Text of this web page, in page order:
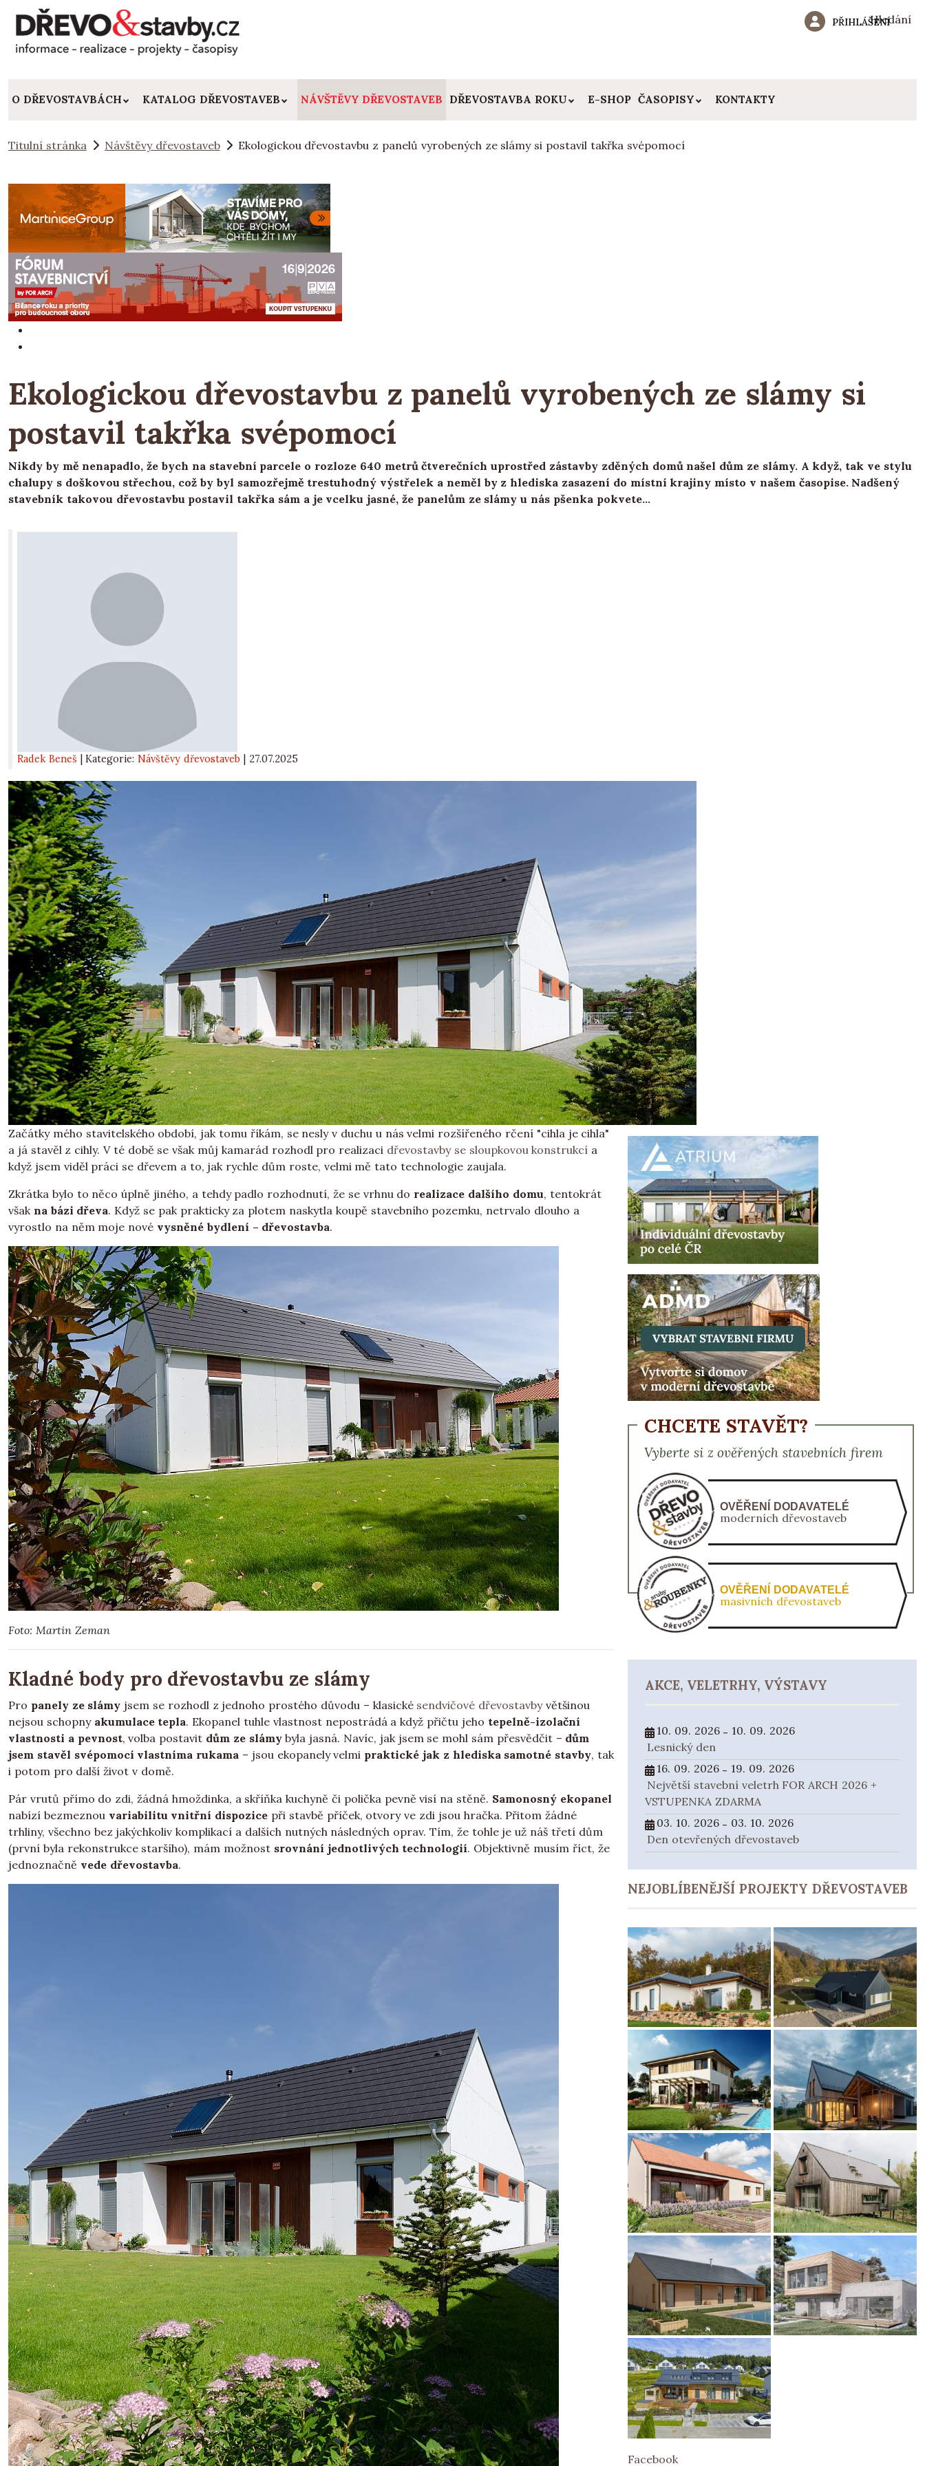
Hledání
PŘIHLÁŠENÍ
O DŘEVOSTAVBÁCH KATALOG DŘEVOSTAVEB NÁVŠTĚVY DŘEVOSTAVEB DŘEVOSTAVBA ROKU E-SHOP ČASOPISY KONTAKTY
Titulní stránka Návštěvy dřevostaveb Ekologickou dřevostavbu z panelů vyrobených ze slámy si postavil takřka svépomocí
Ekologickou dřevostavbu z panelů vyrobených ze slámy si
postavil takřka svépomocí
Nikdy by mě nenapadlo, že bych na stavební parcele o rozloze 640 metrů čtverečních uprostřed zástavby zděných domů našel dům ze slámy. A když, tak ve stylu
chalupy s doškovou střechou, což by byl samozřejmě trestuhodný výstřelek a neměl by z hlediska zasazení do místní krajiny místo v našem časopise. Nadšený
stavebník takovou dřevostavbu postavil takřka sám a je vcelku jasné, že panelům ze slámy u nás pšenka pokvete…
Radek Beneš | Kategorie:Návštěvy dřevostaveb 27.07.2025
Začátky mého stavitelského období, jak tomu říkám, se nesly v duchu u nás velmi rozšířeného rčení "cihla je cihla"
a já stavěl z cihly. V té době se však můj kamarád rozhodl pro realizaci dřevostavby se sloupkovou konstrukcí a
když jsem viděl práci se dřevem a to, jak rychle dům roste, velmi mě tato technologie zaujala.
Zkrátka bylo to něco úplně jiného, a tehdy padlo rozhodnutí, že se vrhnu do realizace dalšího domu, tentokrát
však na bázi dřeva. Když se pak prakticky za plotem naskytla koupě stavebního pozemku, netrvalo dlouho a
vyrostlo na něm moje nové vysněné bydlení – dřevostavba.
Foto: Martin Zeman
Kladné body pro dřevostavbu ze slámy
Pro panely ze slámy jsem se rozhodl z jednoho prostého důvodu – klasické sendvičové dřevostavbyvětšinou
nejsou schopny akumulace tepla. Ekopanel tuhle vlastnost nepostrádá a když přičtu jeho tepelně-izolační
vlastnosti a pevnost, volba postavit dům ze slámybyla jasná. Navíc, jak jsem se mohl sám přesvědčit – dům
jsem stavěl svépomocí vlastníma rukama – jsou ekopanely velmi praktické jak z hlediska samotné stavby, tak
i potom pro další život v domě.
Pár vrutů přímo do zdi, žádná hmoždinka, a skříňka kuchyně či polička pevně visí na stěně. Samonosný ekopanel
nabízí bezmeznou variabilitu vnitřní dispozice při stavbě příček, otvory ve zdi jsou hračka. Přitom žádné
trhliny, všechno bez jakýchkoliv komplikací a dalších nutných následných oprav. Tím, že tohle je už náš třetí dům
(první byla rekonstrukce staršího), mám možnost srovnání jednotlivých technologií. Objektivně musím říct, že
jednoznačně vede dřevostavba.
CHCETE STAVĚT?
Vyberte si z ověřených stavebních firem
OVĚŘENÍ DODAVATELÉ
moderních dřevostaveb
OVĚŘENÍ DODAVATELÉ
masivních dřevostaveb
AKCE, VELETRHY, VÝSTAVY
10. 09. 2026- 10. 09. 2026
Lesnický den
16. 09. 2026- 19. 09. 2026
Největší stavební veletrh FOR ARCH 2026 +
VSTUPENKA ZDARMA
03. 10. 2026- 03. 10. 2026
Den otevřených dřevostaveb
NEJOBLÍBENĚJŠÍ PROJEKTY DŘEVOSTAVEB
Facebook